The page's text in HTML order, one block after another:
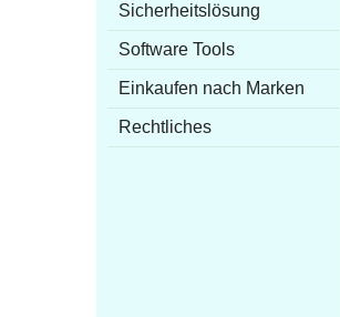
Sicherheitslösung
Software Tools
Einkaufen nach Marken
Rechtliches